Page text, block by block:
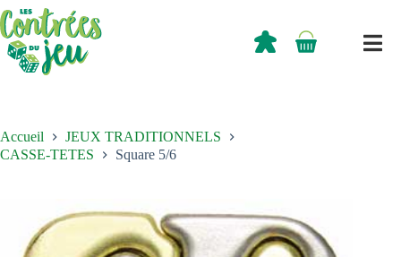
Passer
au
contenu
Panier
0,00
Accueil
JEUX TRADITIONNELS
CASSE-TETES
Square 5/6